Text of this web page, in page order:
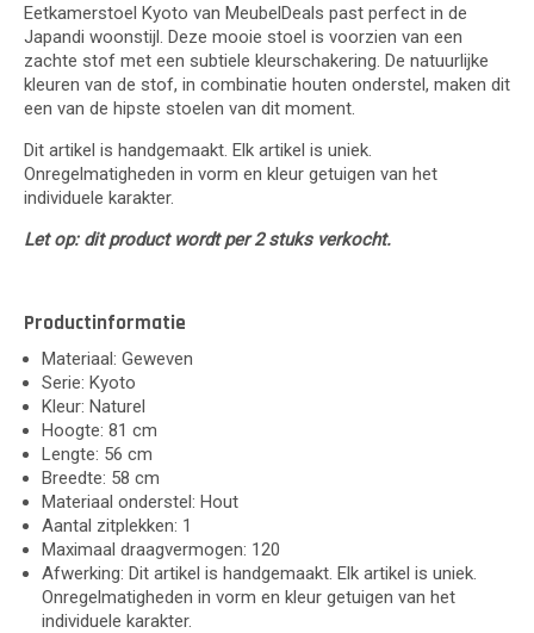
Eetkamerstoel Kyoto van MeubelDeals past perfect in de
Japandi woonstijl. Deze mooie stoel is voorzien van een
zachte stof met een subtiele kleurschakering. De natuurlijke
kleuren van de stof, in combinatie houten onderstel, maken dit
een van de hipste stoelen van dit moment.
Dit artikel is handgemaakt. Elk artikel is uniek.
Onregelmatigheden in vorm en kleur getuigen van het
individuele karakter.
Let op: dit product wordt per 2 stuks verkocht.
Productinformatie
Materiaal: Geweven
Serie: Kyoto
Kleur: Naturel
Hoogte: 81 cm
Lengte: 56 cm
Breedte: 58 cm
Materiaal onderstel: Hout
Aantal zitplekken: 1
Maximaal draagvermogen: 120
Afwerking: Dit artikel is handgemaakt. Elk artikel is uniek.
Onregelmatigheden in vorm en kleur getuigen van het
individuele karakter.